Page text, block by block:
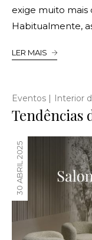
exige muito mais
Habitualmente,
LER MAIS
Eventos | Interior
Tendências
30 ABRIL 2025